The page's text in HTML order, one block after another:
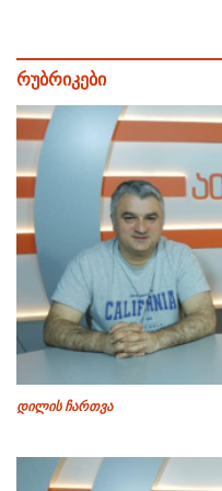
რუბრიკები
დილის ჩართვა